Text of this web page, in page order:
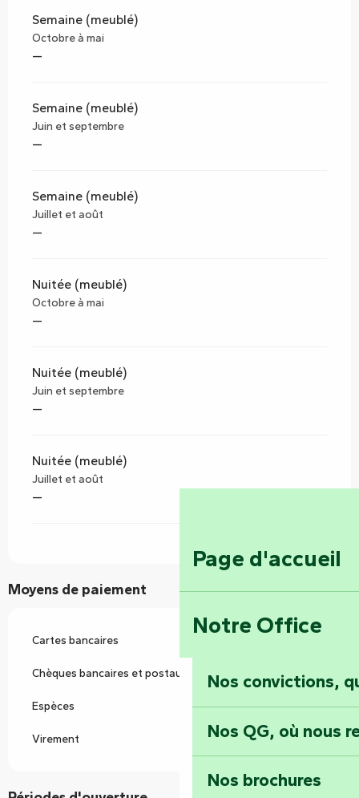
Page d'accueil
Notre Office
Nos convictions,
Nos QG, où nous
Nos brochures
Semaine (meublé)
Octobre à mai
—
Semaine (meublé)
Juin et septembre
—
Semaine (meublé)
Juillet et août
—
Nuitée (meublé)
Octobre à mai
—
Nuitée (meublé)
Juin et septembre
—
Nuitée (meublé)
Juillet et août
—
Moyens de paiement
Cartes bancaires
Chèques bancaires et postaux
Espèces
Virement